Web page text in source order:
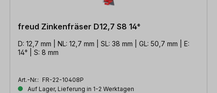
freud Zinkenfräser D12,7 S8 14°
D: 12,7 mm | NL: 12,7 mm | SL: 38 mm | GL: 50,7 mm | E:
14° | S: 8 mm
Art.-Nr.: FR-22-10408P
Auf Lager, Lieferung in 1-2 Werktagen